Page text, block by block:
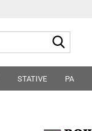
STATIVE PA